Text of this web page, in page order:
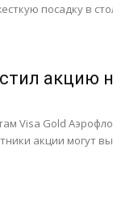
посадку в
акцию
Visa Gold
акции могут